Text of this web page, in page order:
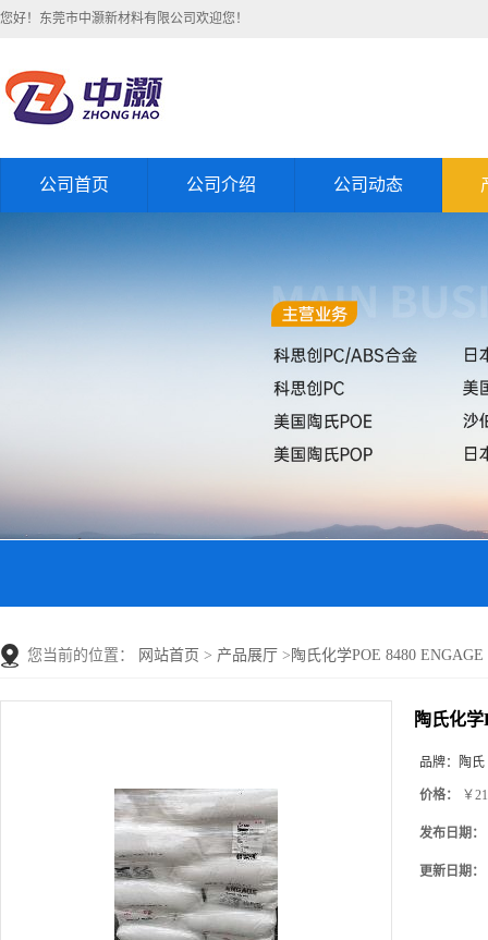
您好！东莞市中灏新材料有限公司欢迎您！
公司首页 公司介绍 公司动态
您当前的位置： 网站首页 > 产品展厅 > 陶氏化学POE 8480
陶氏化
品牌： 陶氏
价格： ￥
发布日期：
更新日期：